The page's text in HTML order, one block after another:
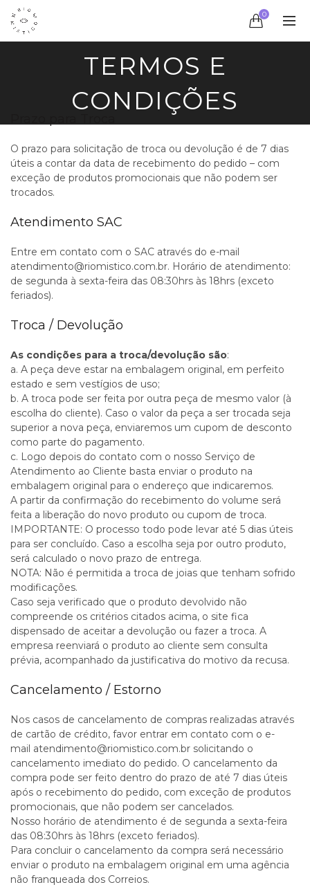
0
TERMOS E
CONDIÇÕES
O prazo para solicitação de troca ou devolução é de 7 dias
úteis a contar da data de recebimento do pedido – com
exceção de produtos promocionais que não podem ser
trocados.
Atendimento SAC
Entre em contato com o SAC através do e-mail
atendimento@riomistico.com.br. Horário de atendimento:
de segunda à sexta-feira das 08:30hrs às 18hrs (exceto
feriados).
Troca / Devolução
As condições para a troca/devolução são:
a. A peça deve estar na embalagem original, em perfeito
estado e sem vestígios de uso;
b. A troca pode ser feita por outra peça de mesmo valor (à
escolha do cliente). Caso o valor da peça a ser trocada seja
superior a nova peça, enviaremos um cupom de desconto
como parte do pagamento.
c. Logo depois do contato com o nosso Serviço de
Atendimento ao Cliente basta enviar o produto na
embalagem original para o endereço que indicaremos.
A partir da confirmação do recebimento do volume será
feita a liberação do novo produto ou cupom de troca.
IMPORTANTE: O processo todo pode levar até 5 dias úteis
para ser concluído. Caso a escolha seja por outro produto,
será calculado o novo prazo de entrega.
NOTA: Não é permitida a troca de joias que tenham sofrido
modificações.
Caso seja verificado que o produto devolvido não
compreende os critérios citados acima, o site fica
dispensado de aceitar a devolução ou fazer a troca. A
empresa reenviará o produto ao cliente sem consulta
prévia, acompanhado da justificativa do motivo da recusa.
Cancelamento / Estorno
Nos casos de cancelamento de compras realizadas através
de cartão de crédito, favor entrar em contato com o e-
mail atendimento@riomistico.com.br solicitando o
cancelamento imediato do pedido. O cancelamento da
compra pode ser feito dentro do prazo de até 7 dias úteis
após o recebimento do pedido, com exceção de produtos
promocionais, que não podem ser cancelados.
Nosso horário de atendimento é de segunda a sexta-feira
das 08:30hrs às 18hrs (exceto feriados).
Para concluir o cancelamento da compra será necessário
enviar o produto na embalagem original em uma agência
não franqueada dos Correios.